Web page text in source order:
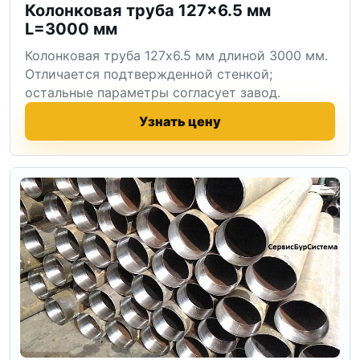
Колонковая труба 127×6.5 мм
L=3000 мм
Колонковая труба 127x6.5 мм длиной 3000 мм.
Отличается подтвержденной стенкой;
остальные параметры согласует завод.
Узнать цену